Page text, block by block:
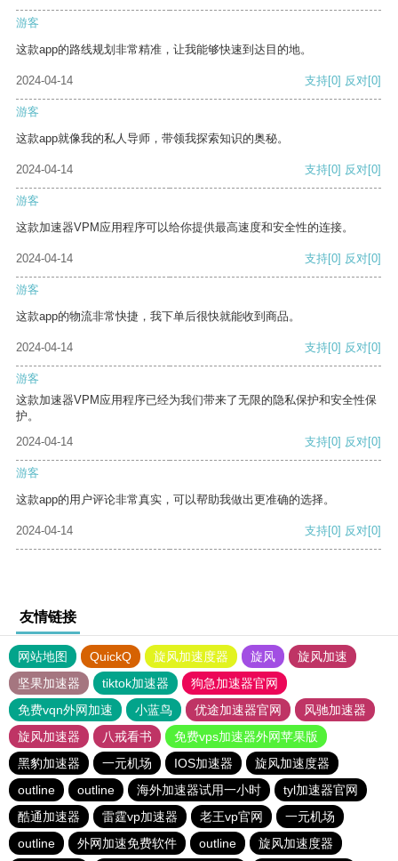
游客
这款app的路线规划非常精准，让我能够快速到达目的地。
2024-04-14 支持[0] 反对[0]
游客
这款app就像我的私人导师，带领我探索知识的奥秘。
2024-04-14 支持[0] 反对[0]
游客
这款加速器VPM应用程序可以给你提供最高速度和安全性的连接。
2024-04-14 支持[0] 反对[0]
游客
这款app的物流非常快捷，我下单后很快就能收到商品。
2024-04-14 支持[0] 反对[0]
游客
这款加速器VPM应用程序已经为我们带来了无限的隐私保护和安全性保
护。
2024-04-14
支持[0] 反对[0]
游客
这款app的用户评论非常真实，可以帮助我做出更准确的选择。
2024-04-14 支持[0] 反对[0]
友情链接
网站地图 QuickQ 旋风加速度器 旋风
旋风加速
坚果加速器
tiktok加速器
狗急加速器官网
免费vqn外网加速
小蓝鸟 优途加速器官网
风驰加速器
旋风加速器
八戒看书
免费vps加速器外网苹果版
黑豹加速器
一元机场 IOS加速器
旋风加速度器
outline
outline 海外加速器试用一小时
tyl加速器官网
酷通加速器
雷霆vp加速器 老王vp官网
一元机场
outline
外网加速免费软件 outline 旋风加速度器